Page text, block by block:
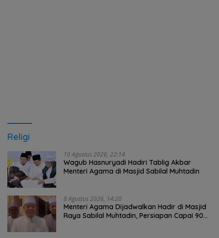
Religi
10 Agustus 2026, 22:14
Wagub Hasnuryadi Hadiri Tablig Akbar
Menteri Agama di Masjid Sabilal Muhtadin
8 Agustus 2026, 14:20
Menteri Agama Dijadwalkan Hadir di Masjid
Raya Sabilal Muhtadin, Persiapan Capai 90